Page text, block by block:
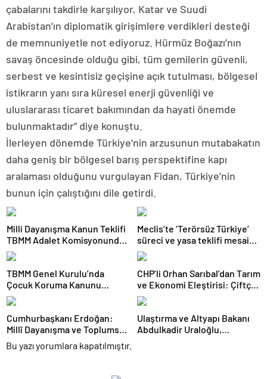
çabalarını takdirle karşılıyor, Katar ve Suudi
Arabistan’ın diplomatik girişimlere verdikleri desteği
de memnuniyetle not ediyoruz. Hürmüz Boğazı’nın
savaş öncesinde olduğu gibi, tüm gemilerin güvenli,
serbest ve kesintisiz geçişine açık tutulması, bölgesel
istikrarın yanı sıra küresel enerji güvenliği ve
uluslararası ticaret bakımından da hayati önemde
bulunmaktadır” diye konuştu.
İlerleyen dönemde Türkiye’nin arzusunun mutabakatın
daha geniş bir bölgesel barış perspektifine kapı
aralaması olduğunu vurgulayan Fidan, Türkiye’nin
bunun için çalıştığını dile getirdi.
Milli Dayanışma Kanun Teklifi
TBMM Adalet Komisyonunda
kabul edildi
Meclis’te ‘Terörsüz Türkiye’
süreci ve yasa teklifi mesaisi:
Partilerden çarpıcı
açıklamalar
TBMM Genel Kurulu’nda
Çocuk Koruma Kanunu
teklifinde yeni maddeler
kabul edildi
CHP’li Orhan Sarıbal’dan Tarım
ve Ekonomi Eleştirisi: Çiftçi
Kaderiyle Baş Başa Kaldı
Cumhurbaşkanı Erdoğan:
Millî Dayanışma ve Toplumsal
Bütünleşmenin
Güçlendirilmesine Dair Kanun
Ulaştırma ve Altyapı Bakanı
Abdulkadir Uraloğlu,
Bu yazı yorumlara kapatılmıştır.